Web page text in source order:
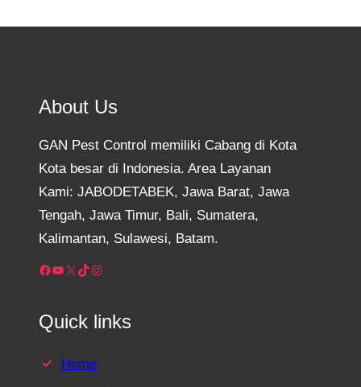
About Us
GAN Pest Control memiliki Cabang di Kota
Kota besar di Indonesia. Area Layanan
Kami: JABODETABEK, Jawa Barat, Jawa
Tengah, Jawa Timur, Bali, Sumatera,
Kalimantan, Sulawesi, Batam.
Facebook YouTube X TikTok Instagram
Quick links
Home